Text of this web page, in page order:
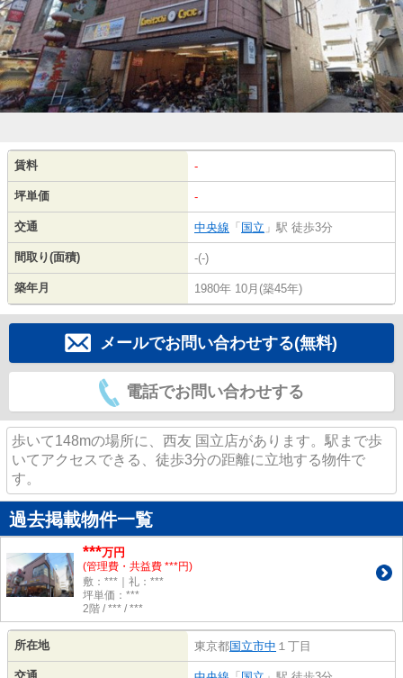
賃料 -
坪単価 -
交通 中央線 「 国立 」駅 徒歩3分
間取り(面積) -(-)
築年月 1980年 10月(築45年)
メールでお問い合わせする(無料)
電話でお問い合わせする
歩いて148mの場所に、西友 国立店があります。駅まで歩
いてアクセスできる、徒歩3分の距離に立地する物件で
す。
過去掲載物件一覧
***万円
(管理費・共益費 ***円)
敷：***｜礼：***
坪単価：***
2階 / *** / ***
所在地 東京都国立市中 １丁目